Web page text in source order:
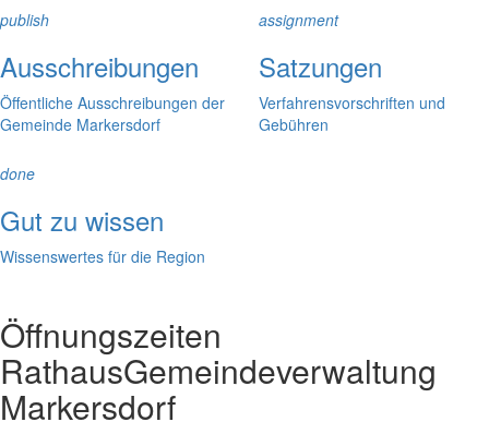
publish
Ausschreibungen
Öffentliche Ausschreibungen der
Gemeinde Markersdorf
assignment
Satzungen
Verfahrensvorschriften und
Gebühren
done
Gut zu wissen
Wissenswertes für die Region
Öffnungszeiten
RathausGemeindeverwaltung
Markersdorf